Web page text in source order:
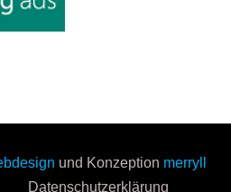
und Konzeption merryll
Datenschutzerklärung